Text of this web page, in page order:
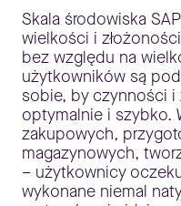
Skala środowiska
wielkości i
bez względu na
użytkowników są
sobie, by czynności i
optymalnie i szybko.
zakupowych,
magazynowych,
– użytkownicy
wykonane niemal